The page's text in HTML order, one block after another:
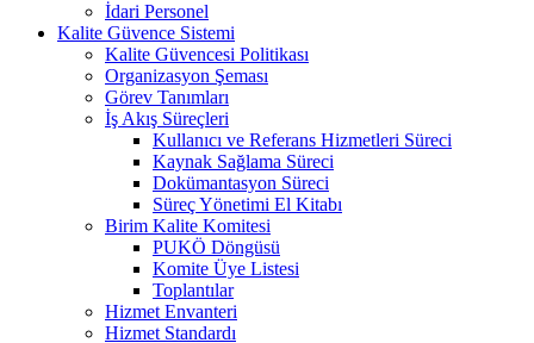
İdari Personel
Kalite Güvence Sistemi
Kalite Güvencesi Politikası
Organizasyon Şeması
Görev Tanımları
İş Akış Süreçleri
Kullanıcı ve Referans Hizmetleri Süreci
Kaynak Sağlama Süreci
Dokümantasyon Süreci
Süreç Yönetimi El Kitabı
Birim Kalite Komitesi
PUKÖ Döngüsü
Komite Üye Listesi
Toplantılar
Hizmet Envanteri
Hizmet Standardı